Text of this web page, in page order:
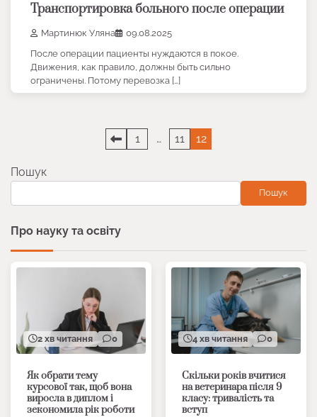
Транспортировка больного после операции
Мартинюк Уляна
09.08.2025
После операции пациенты нуждаются в покое.
Движения, как правило, должны быть сильно
ограничены. Потому перевозка […]
записів
1 … 11 12
Пошук
Пошук
Про науку та освіту
2 хв читання 0
Як обрати тему
курсової так, щоб вона
виросла в диплом і
зекономила рік роботи
4 хв читання 0
Скільки років вчитися
на ветеринара після 9
класу: тривалість та
вступ